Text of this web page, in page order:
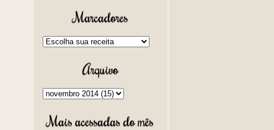
Marcadores
Arquivo
Mais acessadas do mês